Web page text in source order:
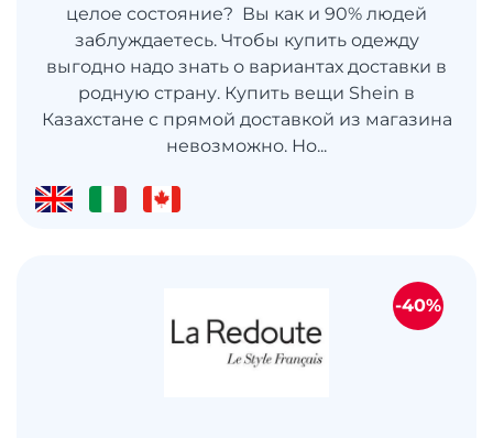
целое состояние? Вы как и 90% людей
заблуждаетесь. Чтобы купить одежду
выгодно надо знать о вариантах доставки в
родную страну. Купить вещи Shein в
Казахстане с прямой доставкой из магазина
невозможно. Но...
-40%